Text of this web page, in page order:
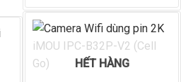
HẾT HÀNG